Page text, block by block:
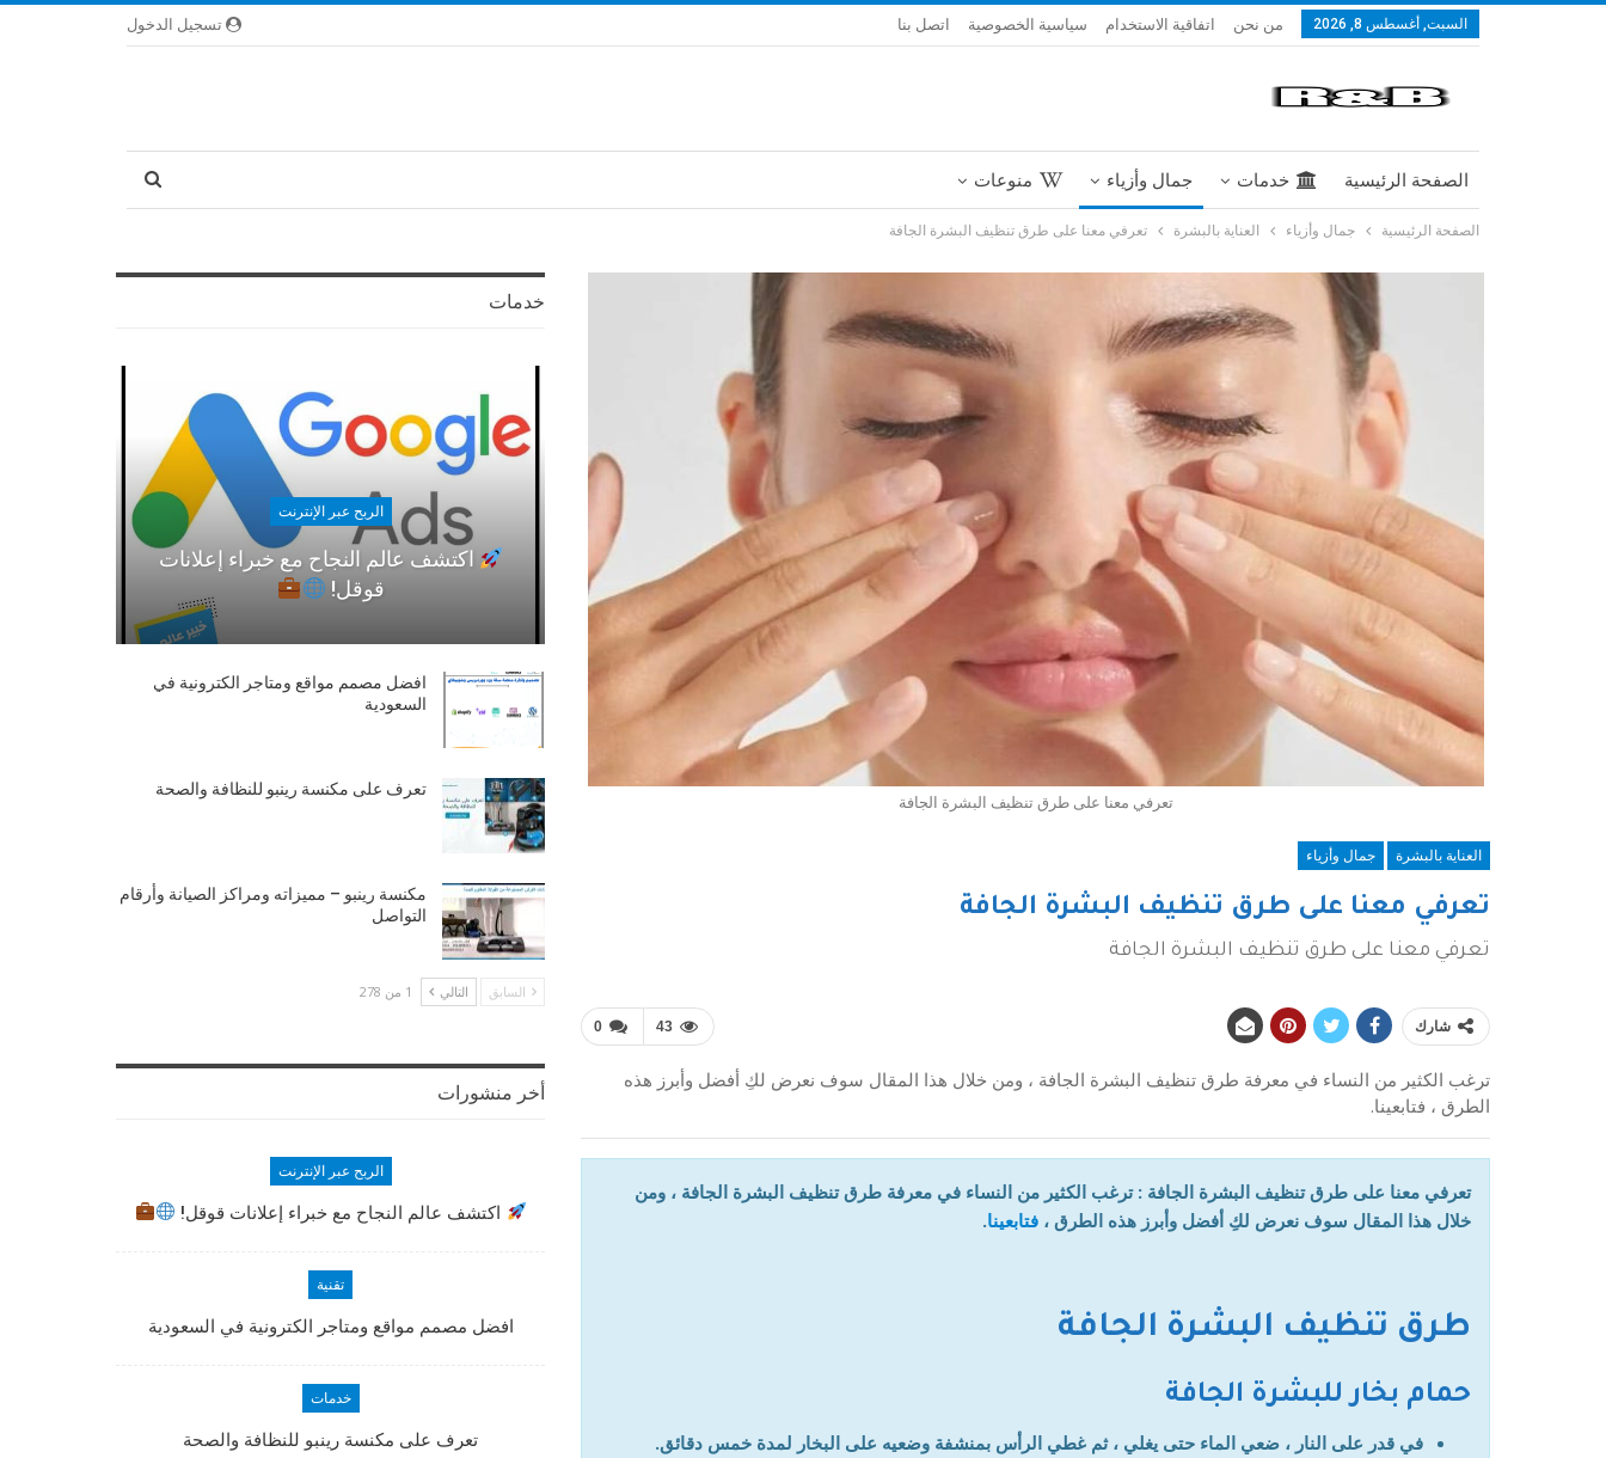
تسجيل الدخول السبت, أغسطس 8, 2026 من نحن اتفاقية الاستخدام سياسية الخصوصية اتصل بنا
الصفحة الرئيسية خدمات جمال وأزياء منوعات
الصفحة الرئيسية جمال وأزياء العناية بالبشرة تعرفي معنا على طرق تنظيف البشرة الجافة
تعرفي معنا على طرق تنظيف البشرة الجافة
العناية بالبشرة جمال وأزياء
تعرفي معنا على طرق تنظيف البشرة الجافة
تعرفي معنا على طرق تنظيف البشرة الجافة
0 43 شارك
ترغب الكثير من النساء في معرفة طرق تنظيف البشرة الجافة ، ومن خلال هذا المقال سوف نعرض لكِ أفضل وأبرز هذه
الطرق ، فتابعينا.
تعرفي معنا على طرق تنظيف البشرة الجافة : ترغب الكثير من النساء في معرفة طرق تنظيف البشرة الجافة ، ومن
خلال هذا المقال سوف نعرض لكِ أفضل وأبرز هذه الطرق ، فتابعينا.
طرق تنظيف البشرة الجافة
حمام بخار للبشرة الجافة
في قدر على النار ، ضعي الماء حتى يغلي ، ثم غطي الرأس بمنشفة وضعيه على البخار لمدة خمس دقائق.
خدمات
الربح عبر الإنترنت
اكتشف عالم النجاح مع خبراء إعلانات
قوقل!
افضل مصمم مواقع ومتاجر الكترونية في
السعودية
تعرف على مكنسة رينبو للنظافة والصحة
مكنسة رينبو – مميزاته ومراكز الصيانة وأرقام
التواصل
السابق التالي 1 من 278
أخر منشورات
الربح عبر الإنترنت
اكتشف عالم النجاح مع خبراء إعلانات قوقل!
تقنية
افضل مصمم مواقع ومتاجر الكترونية في السعودية
خدمات
تعرف على مكنسة رينبو للنظافة والصحة